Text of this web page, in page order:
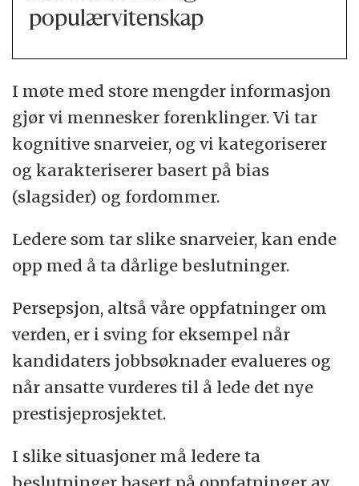
populærvitenskap
I møte med store mengder informasjon
gjør vi mennesker forenklinger. Vi tar
kognitive snarveier, og vi kategoriserer
og karakteriserer basert på bias
(slagsider) og fordommer.
Ledere som tar slike snarveier, kan ende
opp med å ta dårlige beslutninger.
Persepsjon, altså våre oppfatninger om
verden, er i sving for eksempel når
kandidaters jobbsøknader evalueres og
når ansatte vurderes til å lede det nye
prestisjeprosjektet.
I slike situasjoner må ledere ta